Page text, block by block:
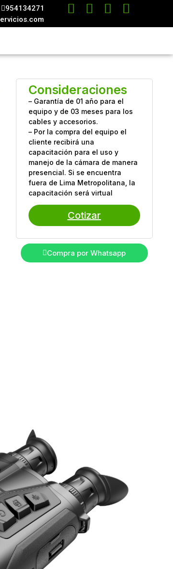
954134271
Consideraciones
– Garantía de 01 año para el
equipo y de 03 meses para los
cables y accesorios.
– Por la compra del equipo el
cliente recibirá una
capacitación para el uso y
manejo de la cámara de manera
presencial. Si se encuentra
fuera de Lima Metropolitana, la
capacitación será virtual
Cotizar
Compra por Whatsapp